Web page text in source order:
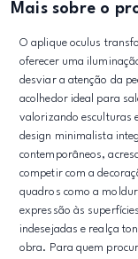
Mais sobre o
O aplique oculus
oferecer uma
desviar a atenção da
acolhedor ideal para
valorizando esculturas
design minimalista
contemporâneos,
competir com a
quadros como a
expressão às
indesejadas e realça
obra. Para quem